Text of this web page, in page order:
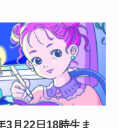
3月22日18時生ま